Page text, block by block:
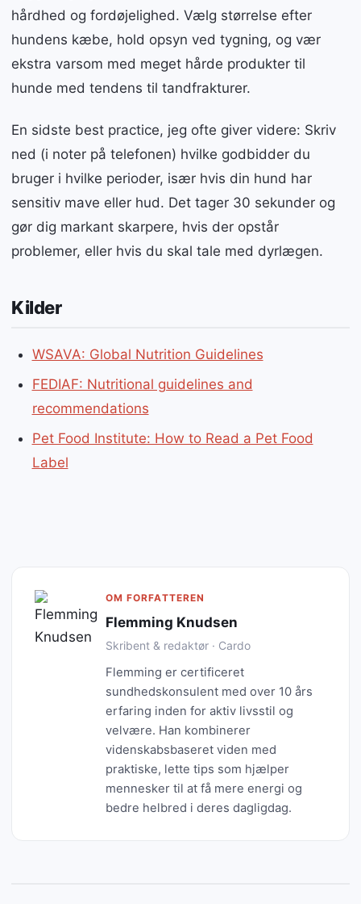
hårdhed og fordøjelighed. Vælg størrelse efter
hundens kæbe, hold opsyn ved tygning, og vær
ekstra varsom med meget hårde produkter til
hunde med tendens til tandfrakturer.
En sidste best practice, jeg ofte giver videre: Skriv
ned (i noter på telefonen) hvilke godbidder du
bruger i hvilke perioder, især hvis din hund har
sensitiv mave eller hud. Det tager 30 sekunder og
gør dig markant skarpere, hvis der opstår
problemer, eller hvis du skal tale med dyrlægen.
Kilder
WSAVA: Global Nutrition Guidelines
FEDIAF: Nutritional guidelines and
recommendations
Pet Food Institute: How to Read a Pet Food
Label
OM FORFATTEREN
Flemming Knudsen
Skribent & redaktør · Cardo
Flemming er certificeret
sundhedskonsulent med over 10 års
erfaring inden for aktiv livsstil og
velvære. Han kombinerer
videnskabsbaseret viden med
praktiske, lette tips som hjælper
mennesker til at få mere energi og
bedre helbred i deres dagligdag.